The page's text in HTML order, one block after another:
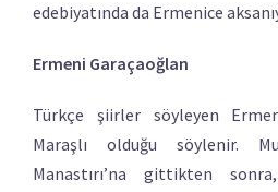
edebiyatında da Ermenice
Ermeni Garaçaoğlan
Türkçe şiirler söyleyen
Maraşlı olduğu söylenir.
Manastırı’na gittikten